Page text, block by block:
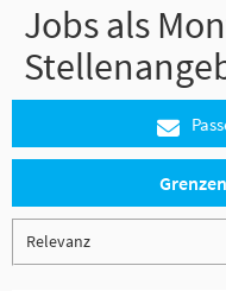
Jobs als